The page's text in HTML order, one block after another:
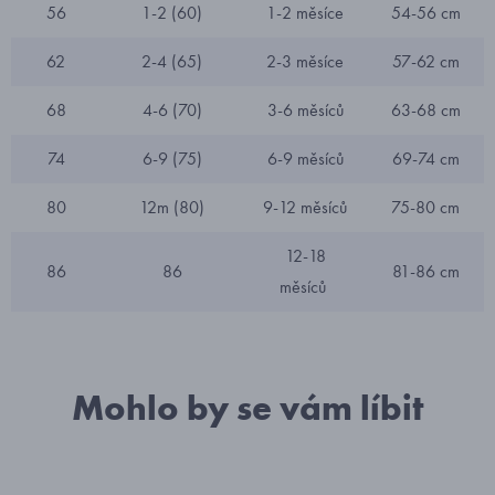
56 1-2 (60) 1-2 měsíce 54-56 cm
62 2-4 (65) 2-3 měsíce 57-62 cm
68 4-6 (70) 3-6 měsíců 63-68 cm
74 6-9 (75) 6-9 měsíců 69-74 cm
80 12m (80) 9-12 měsíců 75-80 cm
86 86
12-18
měsíců
81-86 cm
Mohlo by se vám líbit